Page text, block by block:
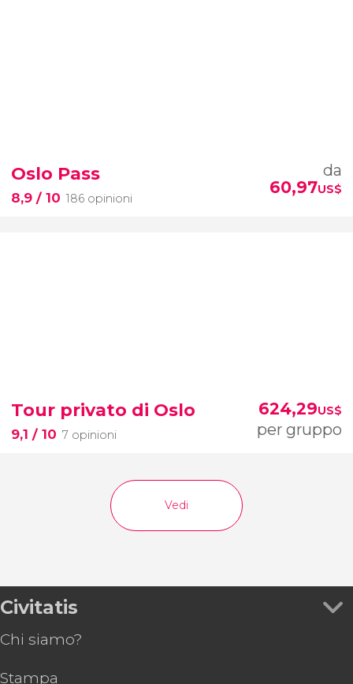
Oslo Pass
8,9 / 10 186 opinioni
da
60,97US$
Tour privato di Oslo
9,1 / 10 7 opinioni
624,29US$
per gruppo
Vedi
Civitatis
Chi siamo?
Stampa